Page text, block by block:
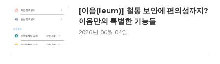
[이음(Ieum)] 철통 보안에 편의성까지?
이음만의 특별한 기능들
2026년 06월 04일